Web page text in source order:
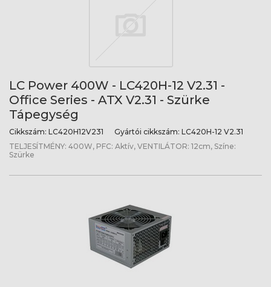
LC Power 400W - LC420H-12 V2.31 -
Office Series - ATX V2.31 - Szürke
Tápegység
Cikkszám: LC420H12V231 Gyártói cikkszám: LC420H-12 V2.31
TELJESÍTMÉNY: 400W, PFC: Aktív, VENTILÁTOR: 12cm, Színe:
Szürke